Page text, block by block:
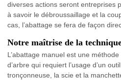
diverses actions seront entreprises
à savoir le débroussaillage et la
cas, l’abattage se fera de façon
Notre maîtrise de la
L’abattage manuel est une
d’arbre qui requiert l’usage d’un
tronçonneuse, la scie et la